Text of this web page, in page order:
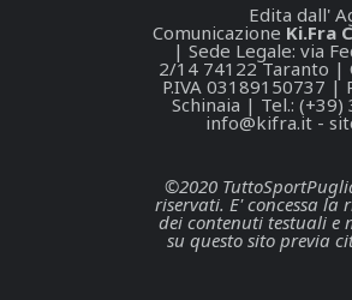
Edita dall'
Comunicazione Ki.Fra
| Sede Legale: via
2/14 74122 Taranto |
P.IVA 03189150737 |
Schinaia | Tel.:
info@kifra.it -
©2020
riservati. E' concessa
dei contenuti testuali e
su questo sito previa